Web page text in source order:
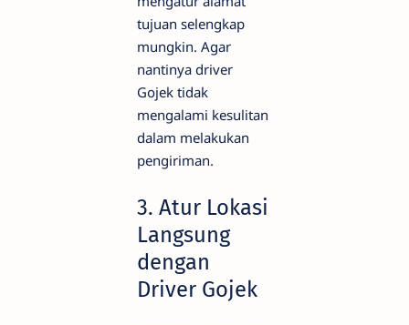
tujuan selengkap
mungkin. Agar
nantinya driver
Gojek tidak
mengalami kesulitan
dalam melakukan
pengiriman.
3. Atur Lokasi
Langsung
dengan
Driver Gojek